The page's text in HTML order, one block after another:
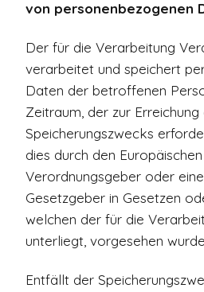
von personenbezogenen
Der für die Verarbeitung
verarbeitet und speichert
Daten der betroffenen
Zeitraum, der zur Erreichung
Speicherungszwecks
dies durch den
Verordnungsgeber oder
Gesetzgeber in Gesetzen
welchen der für die
unterliegt, vorgesehen
Entfällt der